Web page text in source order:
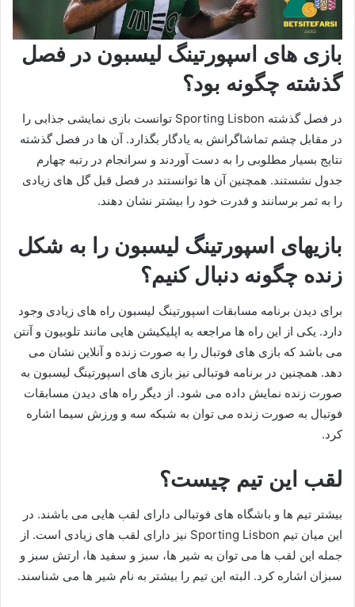
بازی های اسپورتینگ لیسبون در فصل
گذشته چگونه بود؟
در فصل گذشته Sporting Lisbon توانست بازی نمایشی جذابی را
در مقابل چشم تماشاگرانش به یادگار بگذارد. آن ها در فصل گذشته
نتایج بسیار مطلوبی را به دست آوردند و سرانجام در رتبه چهارم
جدول نشستند. همچنین آن ها توانستند در فصل قبل گل های زیادی
را به ثمر برسانند و قدرت خود را بیشتر نشان دهند.
بازیهای اسپورتینگ لیسبون را به شکل
زنده چگونه دنبال کنیم؟
برای دیدن برنامه مسابقات اسپورتینگ لیسبون راه های زیادی وجود
دارد. یکی از این راه ها مراجعه به اپلیکیشن هایی مانند تلوبیون و آنتن
می باشد‌ که بازی های فوتبال را به صورت زنده و آنلاین نشان می
دهد. همچنین در برنامه فوتبالی نیز بازی های اسپورتینگ لیسبون به
صورت زنده نمایش داده می شود. از دیگر راه های دیدن مسابقات
فوتبال به صورت زنده می توان به شبکه سه و ورزش سیما اشاره
کرد.
لقب این تیم چیست؟
بیشتر تیم ها و باشگاه های فوتبالی دارای لقب هایی می باشند. در
این میان تیم Sporting Lisbon نیز دارای لقب های زیادی است. از
جمله این لقب ها می توان به شیر ها، سبز و سفید ها، ارتش سبز و
سبزان اشاره کرد. البته این تیم را بیشتر به نام شیر ها می شناسند.